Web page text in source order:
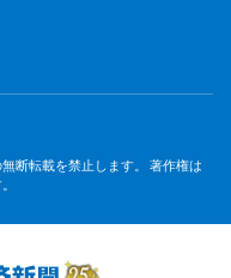
断転載を禁止します。 著作権は